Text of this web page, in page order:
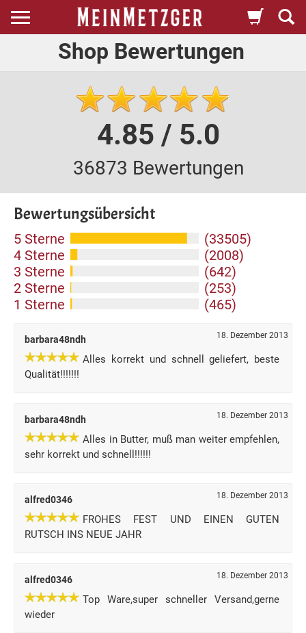
Shop Bewertungen
4.85 / 5.0
36873 Bewertungen
Bewertungsübersicht
5 Sterne
(33505)
4 Sterne
(2008)
3 Sterne
(642)
2 Sterne
(253)
1 Sterne
(465)
barbara48ndh 18. Dezember 2013
Alles korrekt und schnell geliefert, beste
Qualität!!!!!!!
barbara48ndh 18. Dezember 2013
Alles in Butter, muß man weiter empfehlen,
sehr korrekt und schnell!!!!!!
alfred0346 18. Dezember 2013
FROHES FEST UND EINEN GUTEN
RUTSCH INS NEUE JAHR
alfred0346 18. Dezember 2013
Top Ware,super schneller Versand,gerne
wieder